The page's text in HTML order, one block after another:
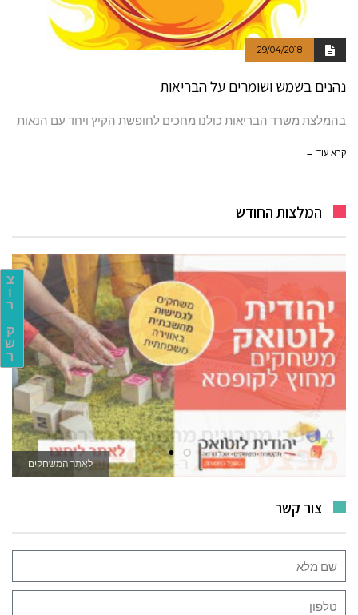
צ
ו
ר
ק
ש
ר
29/04/2018
נהנים בשמש ושומרים על הבריאות
בהמלצת משרד הבריאות כולנו מחכים לחופשת הקיץ ויחד עם הנאות
קרא עוד ←
המלצות החודש
לאתר המשחקים
צור קשר